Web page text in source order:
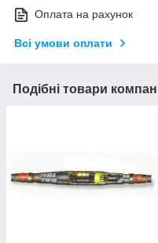
Оплата на рахунок
Всі умови оплати
Подібні товари